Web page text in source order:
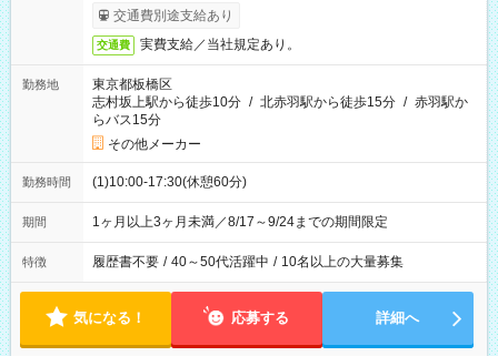
交通費別途支給あり
交通費 実費支給／当社規定あり。
勤務地
東京都板橋区
志村坂上駅から徒歩10分 / 北赤羽駅から徒歩15分 / 赤羽駅か
らバス15分
その他メーカー
勤務時間 (1)10:00-17:30(休憩60分)
期間 1ヶ月以上3ヶ月未満／8/17～9/24までの期間限定
特徴 履歴書不要 / 40～50代活躍中 / 10名以上の大量募集
気になる！ 応募する 詳細へ